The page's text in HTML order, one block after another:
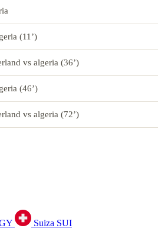
(11’)
vs algeria (36’)
(46’)
vs algeria (72’)
Suiza SUI